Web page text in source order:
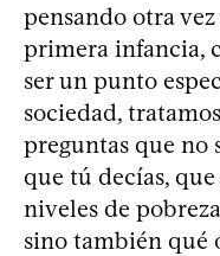
pensando otra
primera infancia,
ser un punto
sociedad,
preguntas que no
que tú decías,
niveles de
sino también qué